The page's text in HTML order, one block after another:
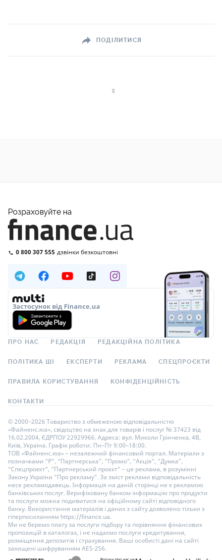
ПОДІЛИТИСЯ
Розраховуйте на
0 800 307 555 дзвінки безкоштовні
Застосунок від Finance.ua
ПРО НАС РЕДАКЦІЯ РЕДАКЦІЙНА ПОЛІТИКА
ПОЛІТИКА ШІ ЕКСПЕРТИ РЕКЛАМА СПЕЦПРОЄКТИ
ПРАВИЛА КОРИСТУВАННЯ КОНФІДЕНЦІЙНІСТЬ
КОНТАКТИ
© 2000–2026 Товариство з обмеженою відповідальністю
«Файненс.юа», свідоцтво на знак для товарів і послуг № 37423 від
16.02.2004, ЄДРПОУ 22929966. Адреса: вул. Миколи Грінченка, 4В,
Київ, Україна. Графік роботи: Пн–Пт 9:00–18:00.
ТОВ «Файненс.юа» – незалежний фінансовий портал. Матеріали з
позначками “Р”, “Партнерська”, “Промо”, “Акція”, “Думка”,
“Спецпроєкт”, “Партнерський проєкт” – це реклама, в розумінні
Закону України “Про рекламу”. За зміст реклами відповідальність
несе рекламодавець. Інформація на даній сторінці не є рекламою
банківських послуг. Верифіковану банком інформацію про продукти
та послуги можна подивитися на офіційному сайті відповідного
банку. Використання матеріалів і даних з сайту дозволено тільки з
гіперпосиланням https://finance.ua.
Ми не беремо плату за послуги підбору та порівняння фінансових
пропозицій в каталогах, і не надаємо послуги кредитування,
розміщення депозитів і страхування. Ваші особисті дані на сайті
захищені шифруванням AES-256.